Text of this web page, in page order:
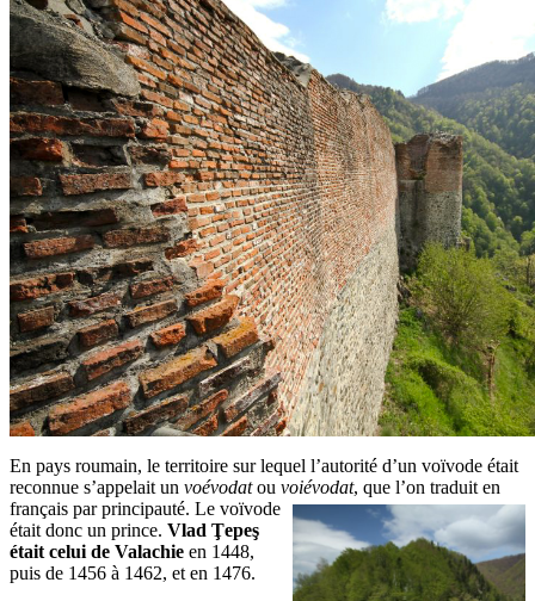
En pays roumain, le territoire sur lequel l’autorité d’un voïvode était
reconnue s’appelait un voévodatou voiévodat, que l’on traduit en
français par principauté. Le voïvode
était donc un prince. Vlad Ţepeş
était celui de Valachie en 1448,
puis de 1456 à 1462, et en 1476.